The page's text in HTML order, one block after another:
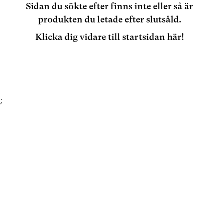
Sidan du sökte efter finns inte eller så är
produkten du letade efter slutsåld.
Klicka dig vidare till startsidan här!
;